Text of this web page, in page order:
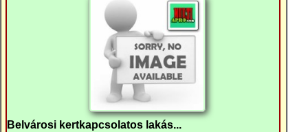
Belvárosi kertkapcsolatos lakás...